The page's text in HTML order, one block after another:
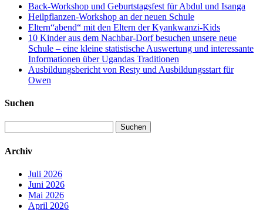
Back-Workshop und Geburtstagsfest für Abdul und Isanga
Heilpflanzen-Workshop an der neuen Schule
Eltern“abend“ mit den Eltern der Kyankwanzi-Kids
10 Kinder aus dem Nachbar-Dorf besuchen unsere neue
Schule – eine kleine statistische Auswertung und interessante
Informationen über Ugandas Traditionen
Ausbildungsbericht von Resty und Ausbildungsstart für
Owen
Suchen
nach:
Archiv
Juli 2026
Juni 2026
Mai 2026
April 2026